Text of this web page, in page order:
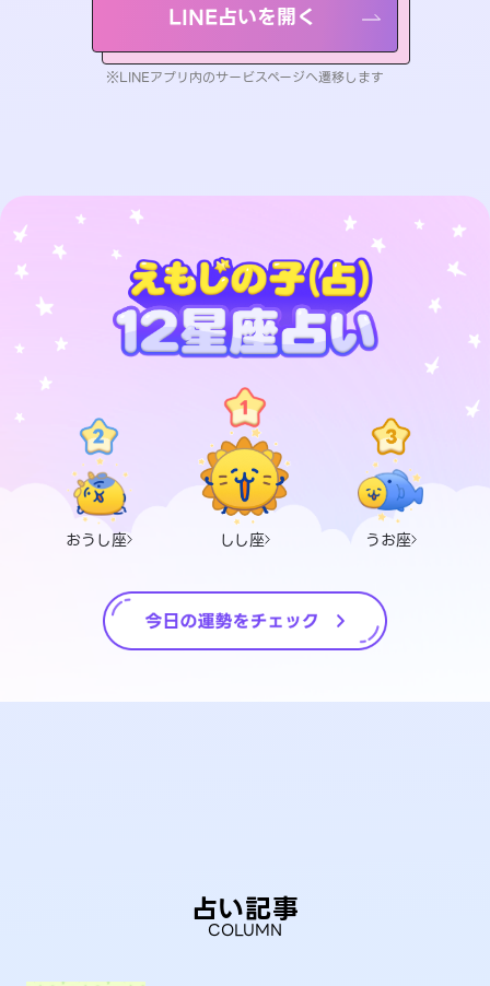
LINE占いを開く
※LINEアプリ内のサービスページへ遷移します
おうし座 しし座 うお座
占い記事
COLUMN